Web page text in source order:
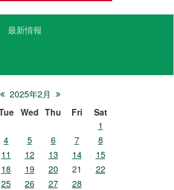
最新情報
2025年2月
Wed Thu Fri
Sat
1
4 5 6 7
8
11 12 13 14
15
18 19 20 21
22
25 26 27
28